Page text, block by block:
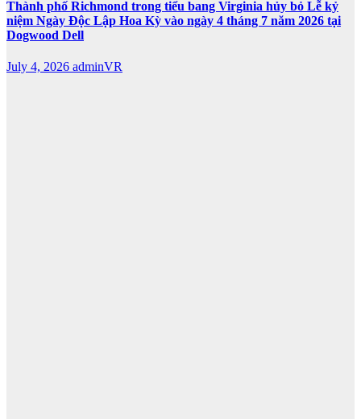
Thành phố Richmond trong tiểu bang Virginia hủy bỏ Lễ kỷ
niệm Ngày Độc Lập Hoa Kỳ vào ngày 4 tháng 7 năm 2026 tại
Dogwood Dell
July 4, 2026 adminVR